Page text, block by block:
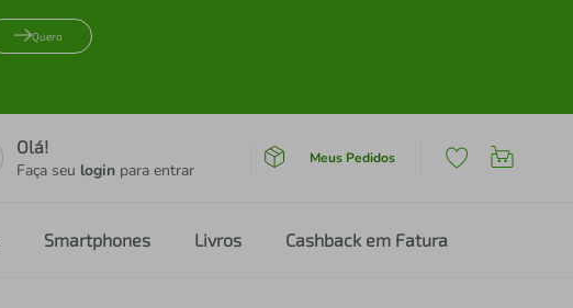
Quero
Olá!
Faça seu login para entrar
Meus Pedidos
Smartphones Livros Cashback em Fatura